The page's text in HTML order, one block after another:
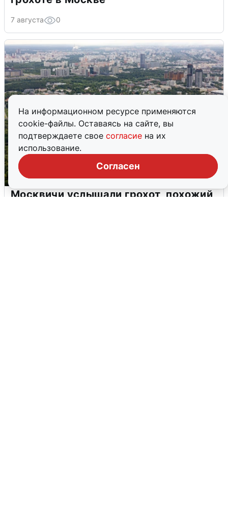
На информационном ресурсе применяются
cookie-файлы. Оставаясь на сайте, вы
подтверждаете свое согласие на их
использование.
Согласен
7 августа 0
Москвичи услышали грохот, похожий